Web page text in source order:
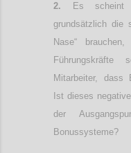
Es scheint
grundsätzlich die
Nase“
Mitarbeiter, dass
Ist dieses
der
Bonussysteme?